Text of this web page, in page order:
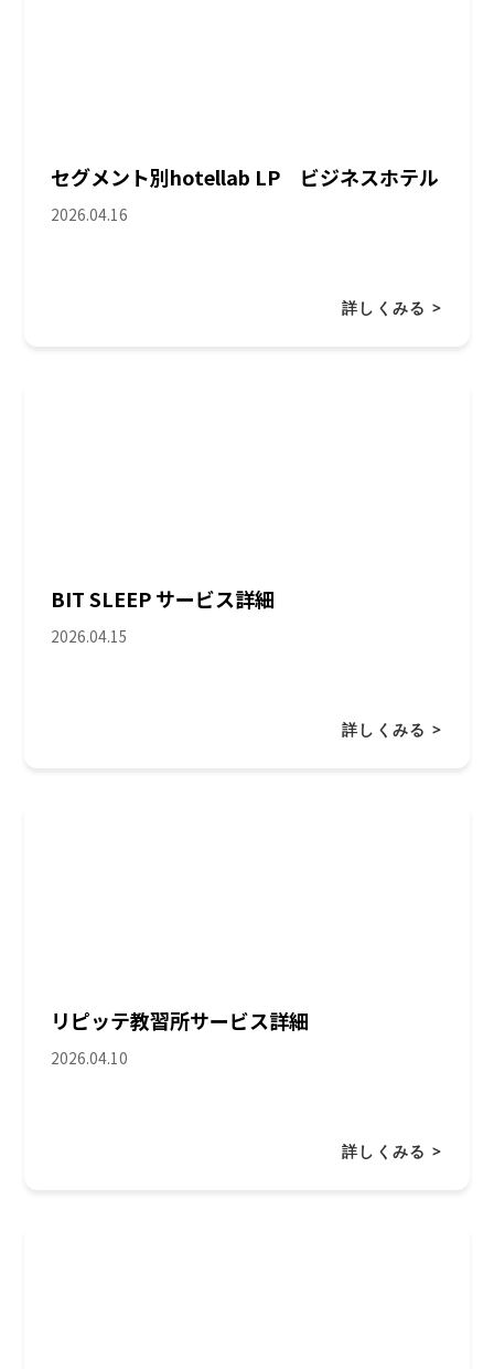
セグメント別hotellab LP ビジネスホテル
2026.04.16
詳しくみる >
BIT SLEEP サービス詳細
2026.04.15
詳しくみる >
リピッテ教習所サービス詳細
2026.04.10
詳しくみる >